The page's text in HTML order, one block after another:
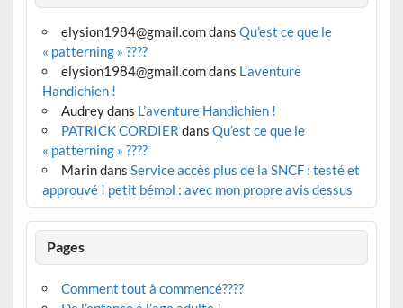
elysion1984@gmail.comdans Qu’est ce que le
« patterning » ????
elysion1984@gmail.comdans L’aventure
Handichien !
Audreydans L’aventure Handichien !
PATRICK CORDIER dans Qu’est ce que le
« patterning » ????
Marindans Service accès plus de la SNCF : testé et
approuvé ! petit bémol : avec mon propre avis dessus
Pages
Comment tout à commencé????